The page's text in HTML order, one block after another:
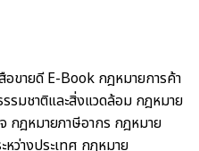
ขายดี E-Book กฎหมายการค้า
รมชาติและสิ่งแวดล้อม กฎหมาย
กฎหมายภาษีอากร กฎหมาย
หว่างประเทศ กฎหมาย